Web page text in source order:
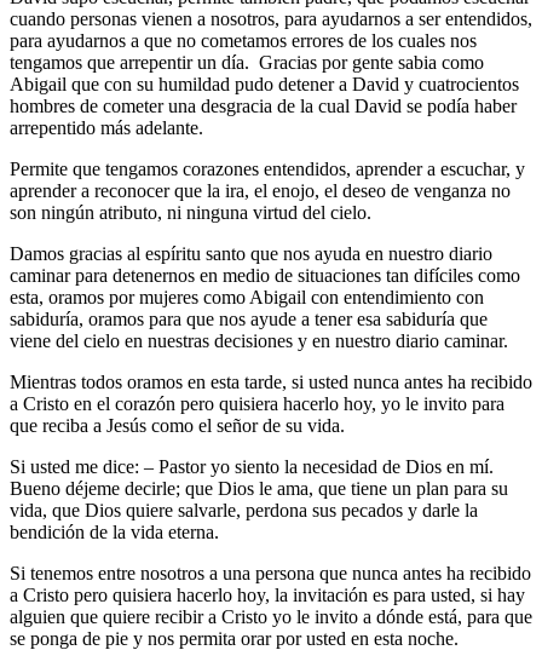
cuando personas vienen a nosotros, para ayudarnos a ser entendidos,
para ayudarnos a que no cometamos errores de los cuales nos
tengamos que arrepentir un día. Gracias por gente sabia como
Abigail que con su humildad pudo detener a David y cuatrocientos
hombres de cometer una desgracia de la cual David se podía haber
arrepentido más adelante.
Permite que tengamos corazones entendidos, aprender a escuchar, y
aprender a reconocer que la ira, el enojo, el deseo de venganza no
son ningún atributo, ni ninguna virtud del cielo.
Damos gracias al espíritu santo que nos ayuda en nuestro diario
caminar para detenernos en medio de situaciones tan difíciles como
esta, oramos por mujeres como Abigail con entendimiento con
sabiduría, oramos para que nos ayude a tener esa sabiduría que
viene del cielo en nuestras decisiones y en nuestro diario caminar.
Mientras todos oramos en esta tarde, si usted nunca antes ha recibido
a Cristo en el corazón pero quisiera hacerlo hoy, yo le invito para
que reciba a Jesús como el señor de su vida.
Si usted me dice: – Pastor yo siento la necesidad de Dios en mí.
Bueno déjeme decirle; que Dios le ama, que tiene un plan para su
vida, que Dios quiere salvarle, perdona sus pecados y darle la
bendición de la vida eterna.
Si tenemos entre nosotros a una persona que nunca antes ha recibido
a Cristo pero quisiera hacerlo hoy, la invitación es para usted, si hay
alguien que quiere recibir a Cristo yo le invito a dónde está, para que
se ponga de pie y nos permita orar por usted en esta noche.